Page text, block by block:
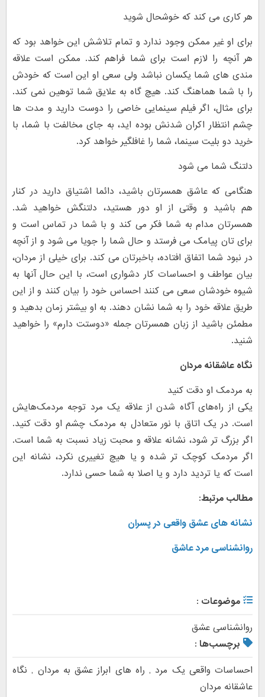
هر کاری می کند که خوشحال شوید
برای او غیر ممکن وجود ندارد و تمام تلاشش این خواهد بود که
هر آنچه را لازم است برای شما فراهم کند. ممکن است علاقه
مندی های شما یکسان نباشد ولی سعی او این است که خودش
را با شما هماهنگ کند. هیچ گاه به علایق شما توهین نمی کند.
برای مثال، اگر فیلم سینمایی خاصی را دوست دارید و مدت ها
چشم انتظار اکران شدنش بوده اید، به جای مخالفت با شما، با
خرید دو بلیت سینما، شما را غافلگیر خواهد کرد.
دلتنگ شما می شود
هنگامی که عاشق همسرتان باشید، دائما اشتیاق دارید در کنار
هم باشید و وقتی از او دور هستید، دلتنگش خواهید شد.
همسرتان مدام به شما فکر می کند و با شما در تماس است و
برای تان پیامک می فرستد و حال شما را جویا می شود و از آنچه
در نبود شما اتفاق افتاده، باخبرتان می کند. برای خیلی از مردان،
بیان عواطف و احساسات کار دشواری است، با این حال آنها به
شیوه خودشان سعی می کنند احساس خود را بیان کنند و از این
طریق علاقه خود را به شما نشان دهند. به او بیشتر زمان بدهید و
مطمئن باشید از زبان همسرتان جمله «دوستت دارم» را خواهید
شنید.
نگاه عاشقانه مردان
به مردمک او دقت کنید
یکی از راه‌های آگاه شدن از علاقه یک مرد توجه مردمک‌هایش
است. در یک اتاق با نور متعادل به مردمک چشم او دقت کنید.
اگر بزرگ تر شود، نشانه علاقه و محبت زیاد نسبت به شما است.
اگر مردمک کوچک تر شده و یا هیچ تغییری نکرد، نشانه این
است که یا تردید دارد و یا اصلا به شما حسی ندارد.
مطالب مرتبط:
نشانه های عشق واقعی در پسران
روانشناسی مرد عاشق
موضوعات :
روانشناسی عشق
برچسب‌ها :
احساسات واقعی یک مرد , راه های ابراز عشق به مردان , نگاه
عاشقانه مردان